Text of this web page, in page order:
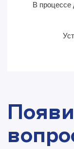
В процессе